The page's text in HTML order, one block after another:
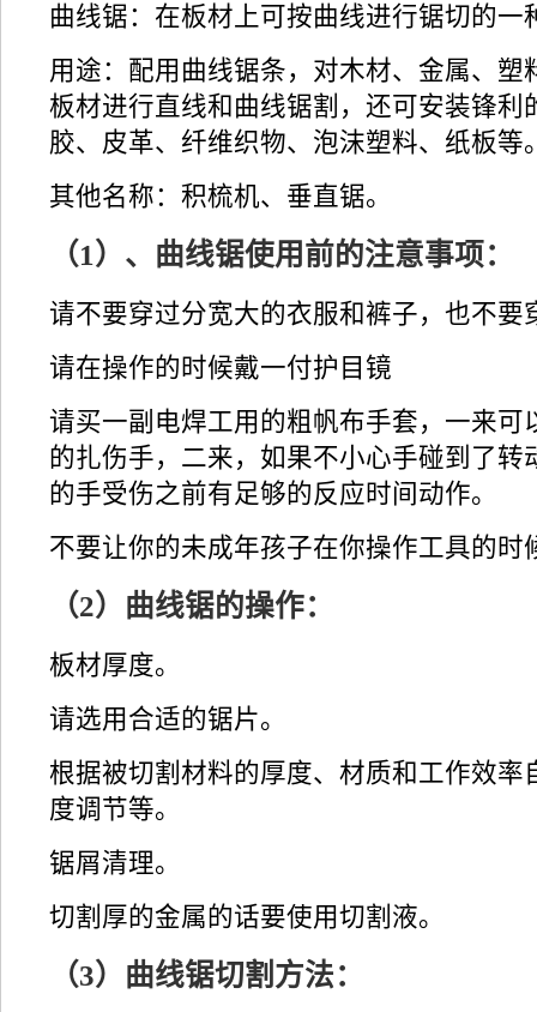
曲线锯：在板材上可按曲线进行锯切的一
用途：配用曲线锯条，对木材、金属、塑
板材进行直线和曲线锯割，还可安装锋利
胶、皮革、纤维织物、泡沫塑料、纸板等
其他名称：积梳机、垂直锯。
（1）、曲线锯使用前的注意事项：
请不要穿过分宽大的衣服和裤子，也不要
请在操作的时候戴一付护目镜
请买一副电焊工用的粗帆布手套，一来可
的扎伤手，二来，如果不小心手碰到了转
的手受伤之前有足够的反应时间动作。
不要让你的未成年孩子在你操作工具的时
（2）曲线锯的操作：
板材厚度。
请选用合适的锯片。
根据被切割材料的厚度、材质和工作效率
度调节等。
锯屑清理。
切割厚的金属的话要使用切割液。
（3）曲线锯切割方法：